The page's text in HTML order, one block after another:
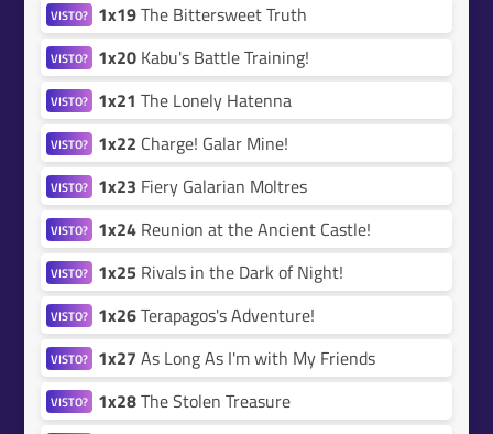
VISTO? 1x19The Bittersweet Truth
VISTO? 1x20 Kabu's Battle Training!
VISTO? 1x21 The Lonely Hatenna
VISTO? 1x22 Charge! Galar Mine!
VISTO? 1x23 Fiery Galarian Moltres
VISTO? 1x24 Reunion at the Ancient Castle!
VISTO? 1x25 Rivals in the Dark of Night!
VISTO? 1x26Terapagos's Adventure!
VISTO? 1x27 As Long As I'm with My Friends
VISTO? 1x28The Stolen Treasure